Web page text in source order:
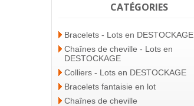
CATÉGORIES
Bracelets - Lots en DESTOCKAGE
Chaînes de cheville - Lots en
DESTOCKAGE
Colliers - Lots en DESTOCKAGE
Bracelets fantaisie en lot
Chaînes de cheville